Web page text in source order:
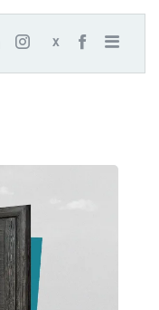
X